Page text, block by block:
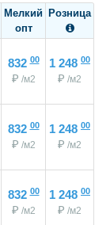
Мелкий
опт
Розница

83200
₽ /м2
1 248 00
₽ /м2
83200
₽ /м2
1 248 00
₽ /м2
83200
₽ /м2
1 248 00
₽ /м2